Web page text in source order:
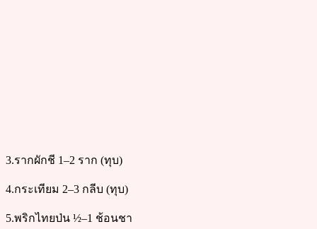
3.รากผักชี 1–2 ราก (ทุบ)
4.กระเทียม 2–3 กลีบ (ทุบ)
5.พริกไทยป่น ½–1 ช้อนชา